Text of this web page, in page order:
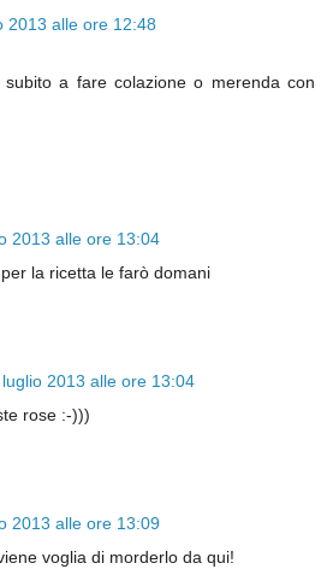
2013 alle ore 12:48
subito a fare colazione o merenda con
2013 alle ore 13:04
la ricetta le farò domani
2013 alle ore 13:04
rose :-)))
2013 alle ore 13:09
voglia di morderlo da qui!